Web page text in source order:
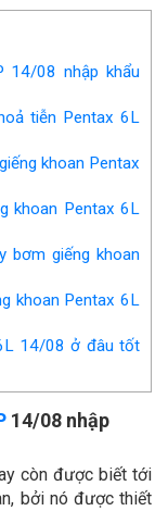
14/08 nhập khẩu
tiễn Pentax 6L
khoan Pentax
khoan Pentax 6L
bơm giếng khoan
khoan Pentax 6L
14/08 ở đâu tốt
14/08 nhập
còn được biết tới
bởi nó được thiết